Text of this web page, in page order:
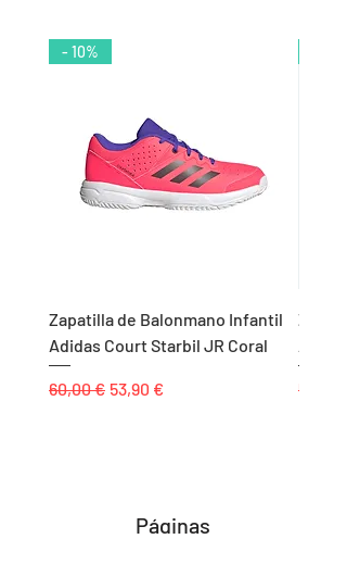
- 10%
Zapatilla de Balonmano Infantil
Adidas Court Starbil JR Coral
Precio
60,00 € Precio de oferta
53,90 € Precio
55,00 €
Páginas